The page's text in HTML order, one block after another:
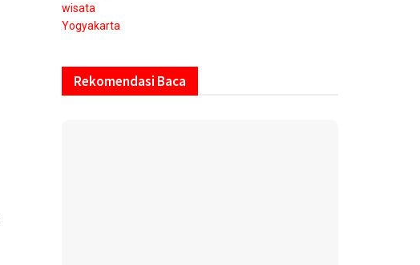
wisata
Yogyakarta
Rekomendasi Baca